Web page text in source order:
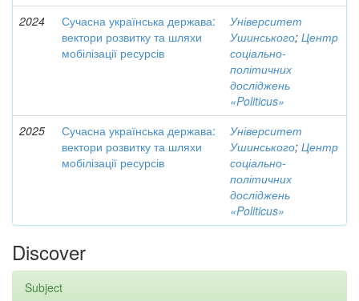
2024
Сучасна українська держава:
вектори розвитку та шляхи
мобілізації ресурсів
Університет
Ушинського; Центр
соціально-
політичних
досліджень
«Politicus»
2025
Сучасна українська держава:
вектори розвитку та шляхи
мобілізації ресурсів
Університет
Ушинського; Центр
соціально-
політичних
досліджень
«Politicus»
Discover
Subject